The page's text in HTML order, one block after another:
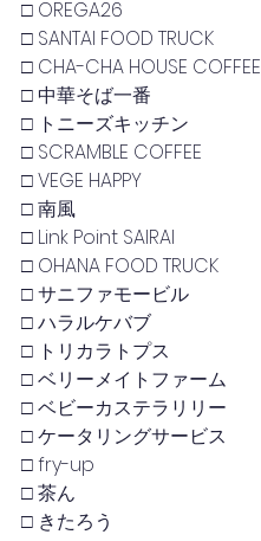
□ OREGA26
□ SANTAI FOOD TRUCK
□ CHA-CHA HOUSE COFFEE
□ 中華そば一番
□ トニーズキッチン
□ SCRAMBLE COFFEE
□ VEGE HAPPY
□ 南風
□ Link Point SAIRAI
□ OHANA FOOD TRUCK
□ サニファモービル
□ ハラルケバブ
□ トリカラトプス
□ ベリーメイトファーム
□ ベビーカステラリリー
□ ケータリングサービス
□ fry-up
□ 茶ん
□ きたろう